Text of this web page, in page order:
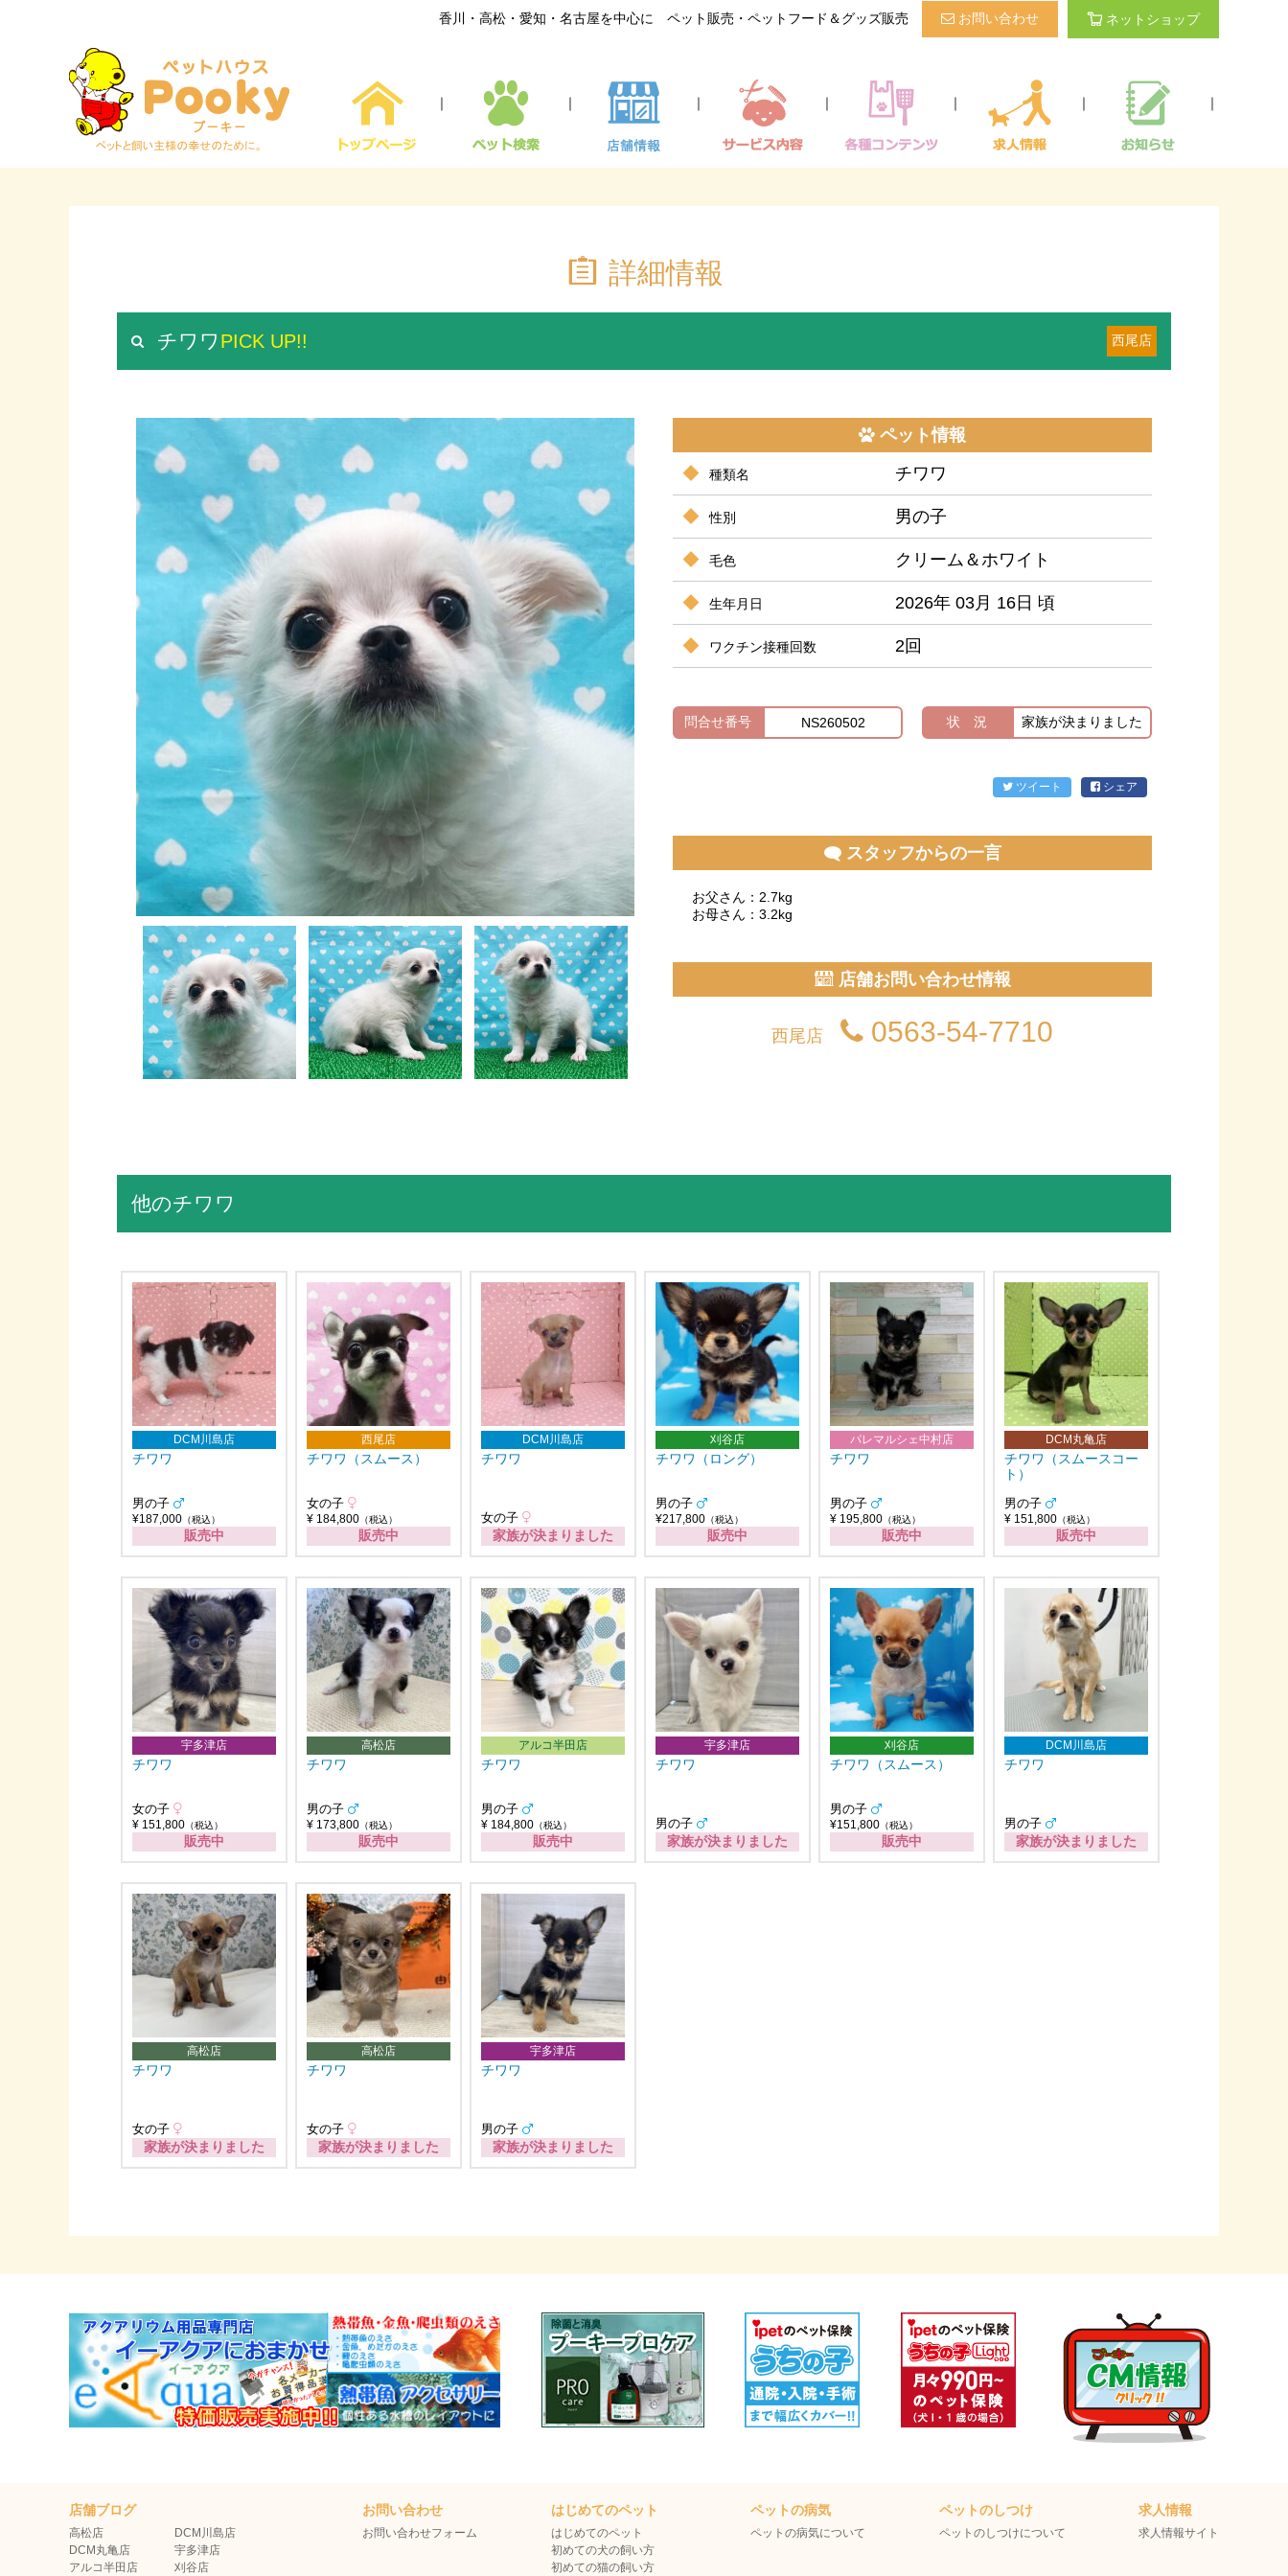
香川・高松・愛知・名古屋を中心に ペット販売・ペットフード＆グッズ販売 お問い合わせ ネットショップ
｜ ｜ ｜ ｜ ｜ ｜ ｜
詳細情報
チワワ PICK UP!! 西尾店
ペット情報
種類名 チワワ
性別 男の子
毛色 クリーム＆ホワイト
生年月日 2026年 03月 16日 頃
ワクチン接種回数 2回
問合せ番号 NS260502 状 況 家族が決まりました
ツイート シェア
スタッフからの一言
お父さん：2.7kg
お母さん：3.2kg
店舗お問い合わせ情報
西尾店 0563-54-7710
他のチワワ
DCM川島店
チワワ
男の子
¥187,000 （税込）
販売中
西尾店
チワワ（スムース）
女の子
¥ 184,800 （税込）
販売中
DCM川島店
チワワ
女の子
家族が決まりました
刈谷店
チワワ（ロング）
男の子
¥217,800 （税込）
販売中
パレマルシェ中村店
チワワ
男の子
¥ 195,800 （税込）
販売中
DCM丸亀店
チワワ（スムースコー
ト）
男の子
¥ 151,800 （税込）
販売中
宇多津店
チワワ
女の子
¥ 151,800 （税込）
販売中
高松店
チワワ
男の子
¥ 173,800 （税込）
販売中
アルコ半田店
チワワ
男の子
¥ 184,800 （税込）
販売中
宇多津店
チワワ
男の子
家族が決まりました
刈谷店
チワワ（スムース）
男の子
¥151,800 （税込）
販売中
DCM川島店
チワワ
男の子
家族が決まりました
高松店
チワワ
女の子
家族が決まりました
高松店
チワワ
女の子
家族が決まりました
宇多津店
チワワ
男の子
家族が決まりました
店舗ブログ
高松店
DCM川島店
DCM丸亀店
宇多津店
アルコ半田店
刈谷店
お問い合わせ
お問い合わせフォーム
はじめてのペット
はじめてのペット
初めての犬の飼い方
初めての猫の飼い方
ペットの病気
ペットの病気について
ペットのしつけ
ペットのしつけについて
求人情報
求人情報サイト